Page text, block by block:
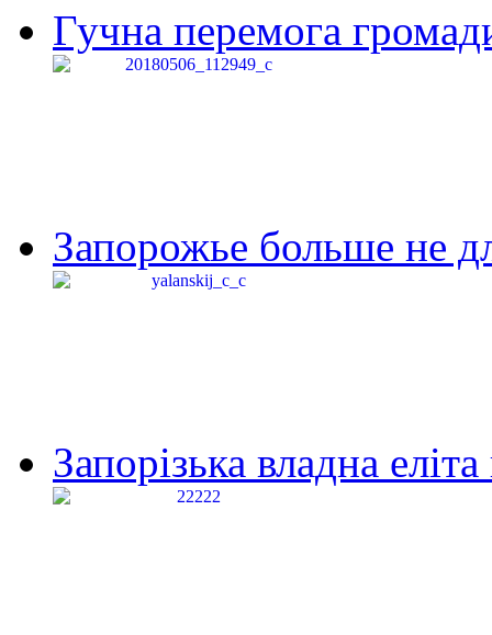
Гучна перемога
Запорожье больше не
Запорізька владна